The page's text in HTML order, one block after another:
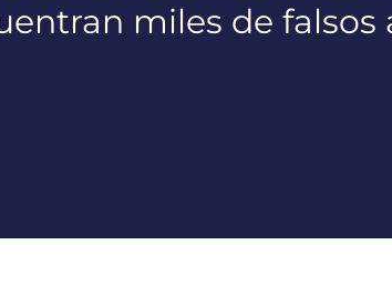
miles de